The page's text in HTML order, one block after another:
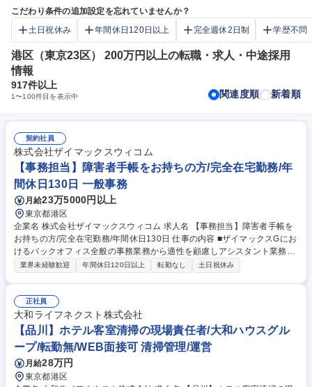
こだわり条件の追加設定を忘れていませんか？
土日祝休み
年間休日120日以上 完全週休2日制 学歴不問
港区（東京23区） 200万円以上の転職・求人・中途採用
情報
917件以上
1〜100件目を表示中 関連度順 新着順
契約社員
株式会社ザイマックスウィコム
【事務担当】障害者手帳をお持ちの方/完全在宅勤務/年
間休日130日 一般事務
月給23万5000円以上
東京都港区
企業名 株式会社ザイマックスウィコム 求人名 【事務担当】障害者手帳を
お持ちの方/完全在宅勤務/年間休日130日 仕事の内容 ■ザイマックスGにお
けるバックオフィス全般の事務業務から適性を顧慮しアシスタント業務お
任せします。入社後はオンラインの環境下ですが丁寧に業務を教えますの
・チェック業務 ・書類整理 ・業務サポート など ※スキルやご経験、ご障
害への配慮を考慮して、人事、総務、経理、法務、営業事務などの分野か
ら特定し業務をお任せ致します。 ≪変更の範囲：会社の定める業務≫ 募
集職種 【事務担当】障害者手帳をお持ちの方/完全在宅勤務/年間休日130
業界未経験歓迎 年間休日120日以上 転勤なし 土日祝休み
正社員
大和ライフネクスト株式会社
【品川】ホテル客室清掃の現場責任者/大和ハウスグル
ープ/転勤無/WEB面接可 清掃管理/運営
月給28万円
東京都港区